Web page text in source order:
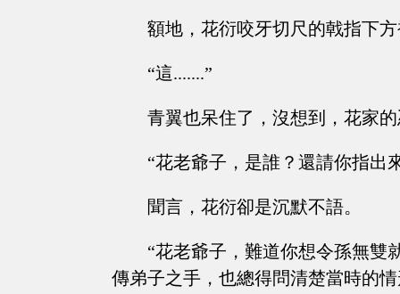
額地，花衍咬牙切尺的戟指下
“這.......”
青翼也呆住了，沒想到，花家
“花老爺子，是誰？還請你指出
聞言，花衍卻是沉默不語。
“花老爺子，難道你想令孫無雙
傳弟子之手，也總得問清楚當時的